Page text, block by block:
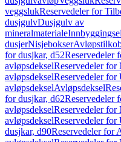
veggslukReservedeler for
dusjgulvDusjgulv av
mineralmateriale
dusjerNisjebokser
for dusjkar, d52Reservedeler
avløpsdekselReservedeler for
avløpsdekselReservedeler for
avløpsdekselAvløpsdeksel
for dusjkar, d62Reservedeler
avløpsdekselReservedeler for
avløpsdekselReservedeler for
dusjkar, d90Reservedeler for